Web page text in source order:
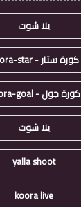
يلا شوت
كورة ستار - koora-star
كورة جول - koora-goal
يلا شوت
yalla shoot
koora live